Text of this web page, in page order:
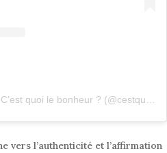
Une publication partagée par C’est quoi le bonheur ? (@cestquoilebonheurpourvous)
vers l’authenticité et l’affirmation